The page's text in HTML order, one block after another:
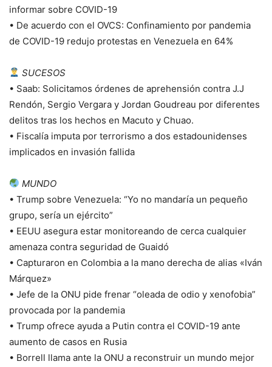
informar sobre COVID-19
• De acuerdo con el OVCS: Confinamiento por pandemia
de COVID-19 redujo protestas en Venezuela en 64%
SUCESOS
• Saab: Solicitamos órdenes de aprehensión contra J.J
Rendón, Sergio Vergara y Jordan Goudreau por diferentes
delitos tras los hechos en Macuto y Chuao.
• Fiscalía imputa por terrorismo a dos estadounidenses
implicados en invasión fallida
MUNDO
• Trump sobre Venezuela: “Yo no mandaría un pequeño
grupo, sería un ejército”
• EEUU asegura estar monitoreando de cerca cualquier
amenaza contra seguridad de Guaidó
• Capturaron en Colombia a la mano derecha de alias «Iván
Márquez»
• Jefe de la ONU pide frenar “oleada de odio y xenofobia”
provocada por la pandemia
• Trump ofrece ayuda a Putin contra el COVID-19 ante
aumento de casos en Rusia
• Borrell llama ante la ONU a reconstruir un mundo mejor